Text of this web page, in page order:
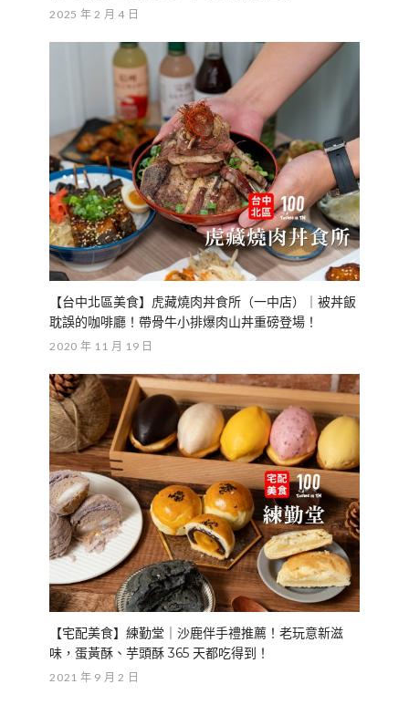
2025 年 2 月 4 日
【台中北區美食】虎藏燒肉丼食所（一中店）｜被丼飯
耽誤的咖啡廳！帶骨牛小排爆肉山丼重磅登場！
2020 年 11 月 19 日
【宅配美食】練勤堂｜沙鹿伴手禮推薦！老玩意新滋
味，蛋黃酥、芋頭酥 365 天都吃得到！
2021 年 9 月 2 日